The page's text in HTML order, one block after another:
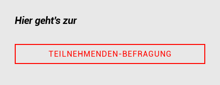
Hier geht's zur
TEILNEHMENDEN-BEFRAGUNG